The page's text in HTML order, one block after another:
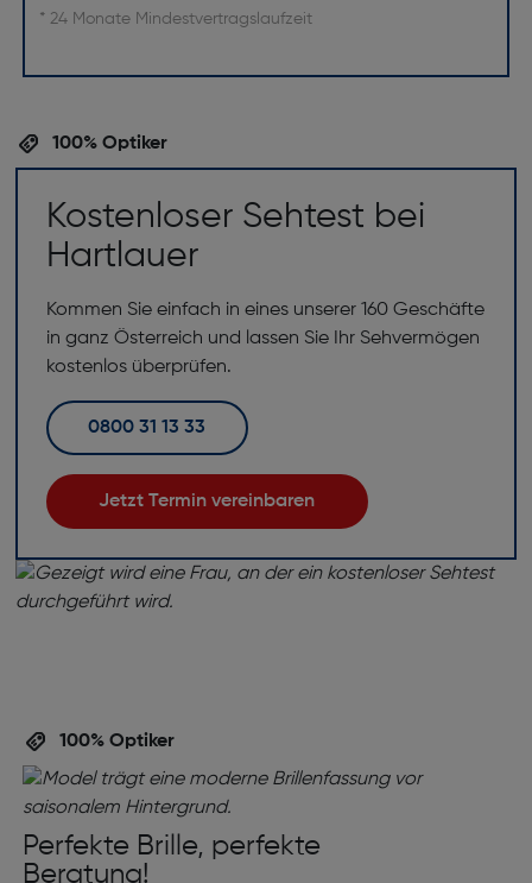
* 24 Monate Mindestvertragslaufzeit
100% Optiker
Kostenloser Sehtest bei
Hartlauer
Kommen Sie einfach in eines unserer 160 Geschäfte
in ganz Österreich und lassen Sie Ihr Sehvermögen
kostenlos überprüfen.
0800 31 13 33
Jetzt Termin vereinbaren
100% Optiker
Perfekte Brille, perfekte
Beratung!